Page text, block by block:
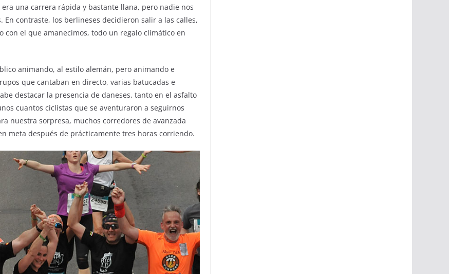
una carrera rápida y bastante llana, pero nadie nos
contraste, los berlineses decidieron salir a las calles,
el que amanecimos, todo un regalo climático en
animando, al estilo alemán, pero animando e
que cantaban en directo, varias batucadas e
destacar la presencia de daneses, tanto en el asfalto
cuantos ciclistas que se aventuraron a seguirnos
nuestra sorpresa, muchos corredores de avanzada
meta después de prácticamente tres horas corriendo.